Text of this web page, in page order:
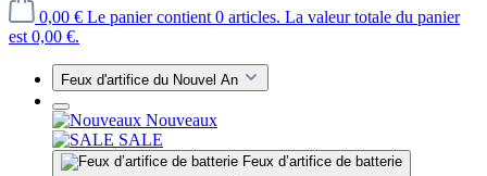
0,00 € Le panier contient 0 articles. La valeur totale du panier
est 0,00 €.
Feux d'artifice du Nouvel An
Nouveaux
SALE
Feux d’artifice de batterie